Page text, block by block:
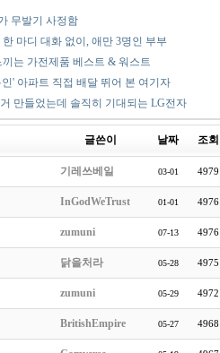
무발기 사정함
한 마디 대화 없이, 애만 3명인 부부
끼는 가전제품 베스트 & 워스트
' 아파트 직접 배달 뛰어 본 여기자
만들었는데 솔직히 기대되는 LG전자
글쓴이 날짜 조회
기레쓰베일 03-01 4979
InGodWeTrust 01-01 4976
zumuni 07-13 4976
닭을처라 05-28 4975
zumuni 05-29 4972
BritishEmpire 05-27 4968